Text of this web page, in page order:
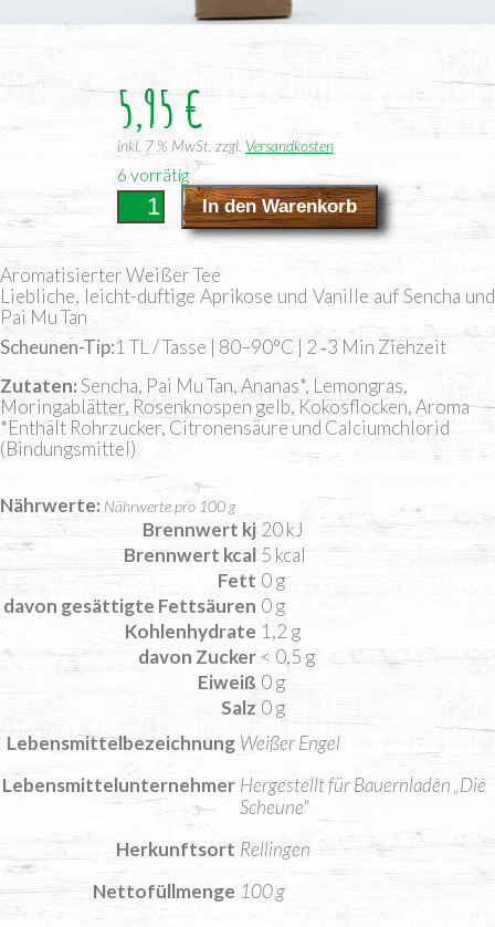
5,95 €
inkl. 7 % MwSt. zzgl. Versandkosten
6 vorrätig
Weißer
Engel
In den Warenkorb
Aro­ma­ti­sier­ter Wei­ßer Tee
Lieb­li­che, leicht-duf­ti­ge Apri­ko­se und Vanil­le auf Sen­cha und
Pai Mu Tan
Scheu­nen-Tip:1 TL / Tas­se | 80–90°C | 2 ‑3 Min Ziehzeit
Zutaten Sencha, Pai Mu Tan, Ananas*, Lemongras,
Moringablätter, Rosenknospen gelb, Kokosflocken, Aroma
*Enthält Rohrzucker, Citronensäure und Calciumchlorid
(Bindungsmittel)
Nährwerte Nährwerte pro 100 g
Brennwert kj 20kJ
Brennwert kcal 5 kcal
Fett 0g
davon gesättigte Fettsäuren 0g
Kohlenhydrate 1,2 g
davon Zucker < 0,5 g
Eiweiß 0g
Salz 0g
Lebensmittelbezeichnung Weißer Engel
Lebensmittelunternehmer Hergestellt für Bauernladen „Die
Scheune"
Herkunftsort Rellingen
Nettofüllmenge 100 g